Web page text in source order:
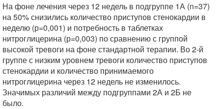
На фоне лечения через 12 недель в подгруппе 1А (n=37)
на 50% снизились количество приступов стенокардии в
неделю (р=0,001) и потребность в таблетках
нитроглицерина (р=0,003) по сравнению с группой
высокой тревоги на фоне стандартной терапии. Во 2-й
группе с низким уровнем тревоги количество приступов
стенокардии и количество принимаемого
нитроглицерина через 12 недель не изменилось.
Значимых различий между подгруппами 2А и 2Б не
было.